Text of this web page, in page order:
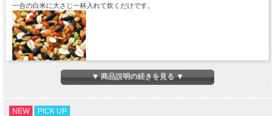
一合の白米に大さじ一杯入れて炊くだけです。
いろいろな栄養素を一度に摂取できる雑穀米、ヘルシーフードです。
もち麦、押麦、丸麦、赤米、黒米、発芽玄米、みどり米、ハトムギ、ヒエ、モチキ
配合量で一番多いお米はみどり米です。みどり米は古代米のもち米で、生産量が少
▼ 商品説明の続きを見る ▼
NEW PICK UP